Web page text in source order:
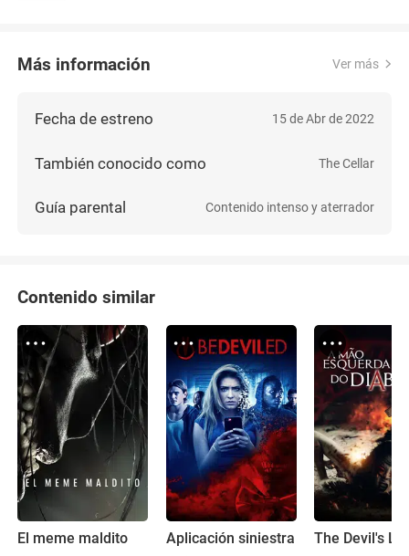
Más información Ver más
Fecha de estreno 15 de Abr de 2022
También conocido como The Cellar
Guía parental Contenido intenso y aterrador
Contenido similar
El meme maldito Aplicación siniestra